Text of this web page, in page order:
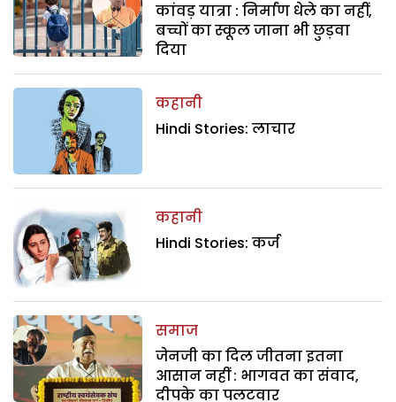
कांवड़ यात्रा : निर्माण धेले का नहीं,
बच्चों का स्कूल जाना भी छुड़वा
दिया
कहानी
Hindi Stories: लाचार
कहानी
Hindi Stories: कर्ज
समाज
जेनजी का दिल जीतना इतना
आसान नहीं : भागवत का संवाद,
दीपके का पलटवार